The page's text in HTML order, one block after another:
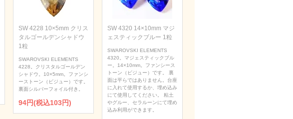
SW 4228 10×5mm クリス
タルゴールデンシャドウ
1粒
SWAROVSKI ELEMENTS
4228。クリスタルゴールデン
シャドウ。10×5mm。ファンシ
ーストーン（ビジュー）です。
裏面シルバーフォイル付き。
94円(税込103円)
SW 4320 14×10mm マジ
ェスティックブルー 1粒
SWAROVSKI ELEMENTS
4320。マジェスティックブル
ー。14×10mm。ファンシース
トーン（ビジュー）です。 裏
面は平らではありません。台座
に入れて使用するか、埋め込み
にて使用してください。 粘土
やグルー、セラルーンにて埋め
込み利用ができます。